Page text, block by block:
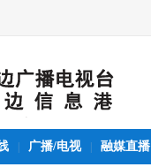
广播/电视 融媒直播